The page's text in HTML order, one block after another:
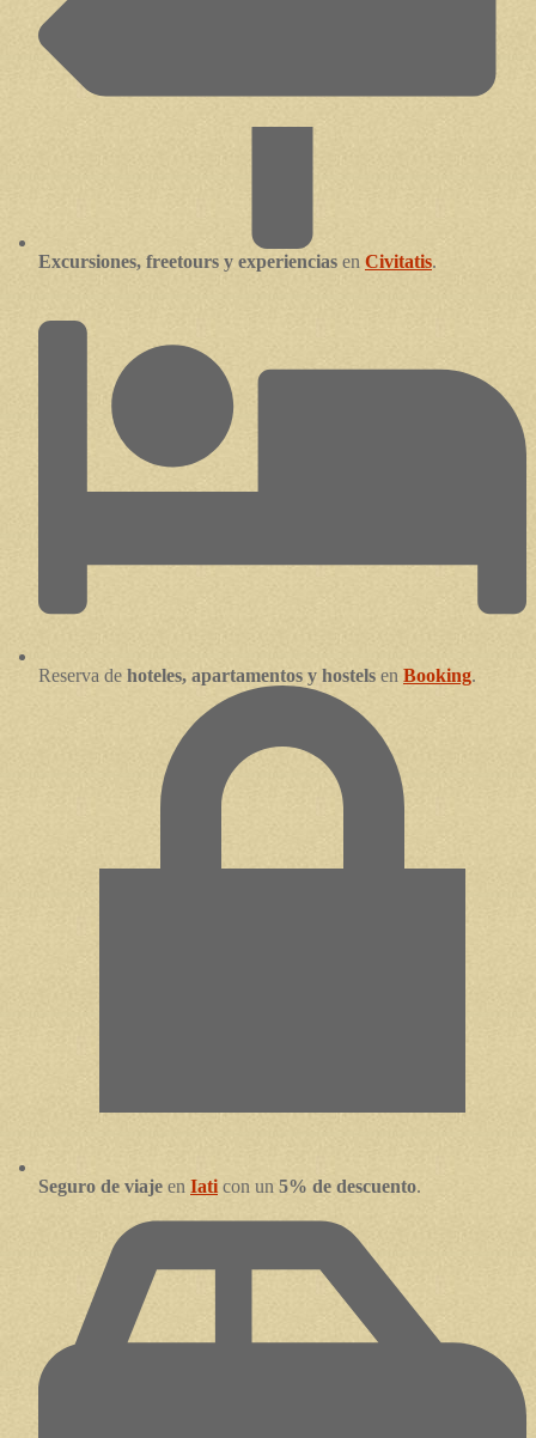
Excursiones, freetours y experiencias en Civitatis.
Reserva de hoteles, apartamentos y hostels en Booking.
Seguro de viaje en Iati con un 5% de descuento.